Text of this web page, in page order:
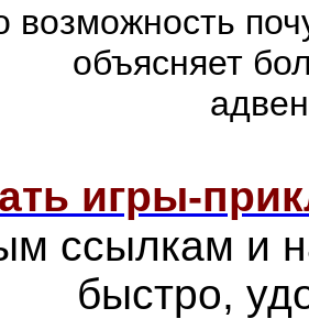
объясняет
игры-
ссылкам и
быстро,